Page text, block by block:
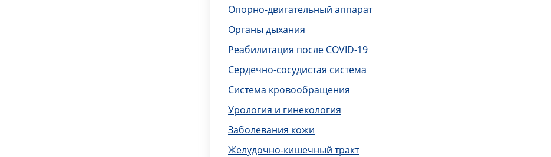
Опорно-двигательный аппарат
Органы дыхания
Реабилитация после COVID-19
Сердечно-сосудистая система
Система кровообращения
Урология и гинекология
Заболевания кожи
Желудочно-кишечный тракт